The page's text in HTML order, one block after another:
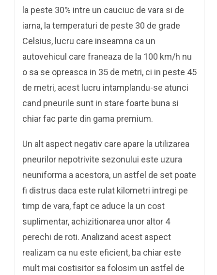
la peste 30% intre un cauciuc de vara si de
iarna, la temperaturi de peste 30 de grade
Celsius, lucru care inseamna ca un
autovehicul care franeaza de la 100 km/h nu
o sa se opreasca in 35 de metri, ci in peste 45
de metri, acest lucru intamplandu-se atunci
cand pneurile sunt in stare foarte buna si
chiar fac parte din gama premium.
Un alt aspect negativ care apare la utilizarea
pneurilor nepotrivite sezonului este uzura
neuniforma a acestora, un astfel de set poate
fi distrus daca este rulat kilometri intregi pe
timp de vara, fapt ce aduce la un cost
suplimentar, achizitionarea unor altor 4
perechi de roti. Analizand acest aspect
realizam ca nu este eficient, ba chiar este
mult mai costisitor sa folosim un astfel de